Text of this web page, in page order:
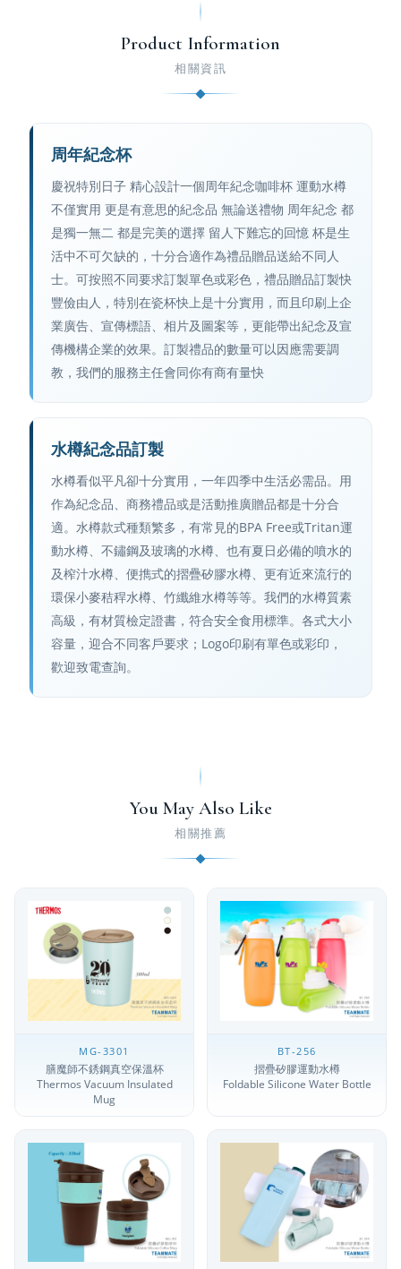
Product Information
相關資訊
周年紀念杯
慶祝特別日子 精心設計一個周年紀念咖啡杯 運動水樽
不僅實用 更是有意思的紀念品 無論送禮物 周年紀念 都
是獨一無二 都是完美的選擇 留人下難忘的回憶 杯是生
活中不可欠缺的，十分合適作為禮品贈品送給不同人
士。可按照不同要求訂製單色或彩色，禮品贈品訂製快
豐儉由人，特別在瓷杯快上是十分實用，而且印刷上企
業廣告、宣傳標語、相片及圖案等，更能帶出紀念及宣
傳機構企業的效果。訂製禮品的數量可以因應需要調
教，我們的服務主任會同你有商有量快
水樽紀念品訂製
水樽看似平凡卻十分實用，一年四季中生活必需品。用
作為紀念品、商務禮品或是活動推廣贈品都是十分合
適。水樽款式種類繁多，有常見的BPA Free或Tritan運
動水樽、不鏽鋼及玻璃的水樽、也有夏日必備的噴水的
及榨汁水樽、便擕式的摺疊矽膠水樽、更有近來流行的
環保小麥秸稈水樽、竹纖維水樽等等。我們的水樽質素
高級，有材質檢定證書，符合安全食用標準。各式大小
容量，迎合不同客戶要求；Logo印刷有單色或彩印，
歡迎致電查詢。
You May Also Like
相關推薦
MG-3301
膳魔師不銹鋼真空保溫杯
Thermos Vacuum Insulated
Mug
BT-256
摺疊矽膠運動水樽
Foldable Silicone Water Bottle